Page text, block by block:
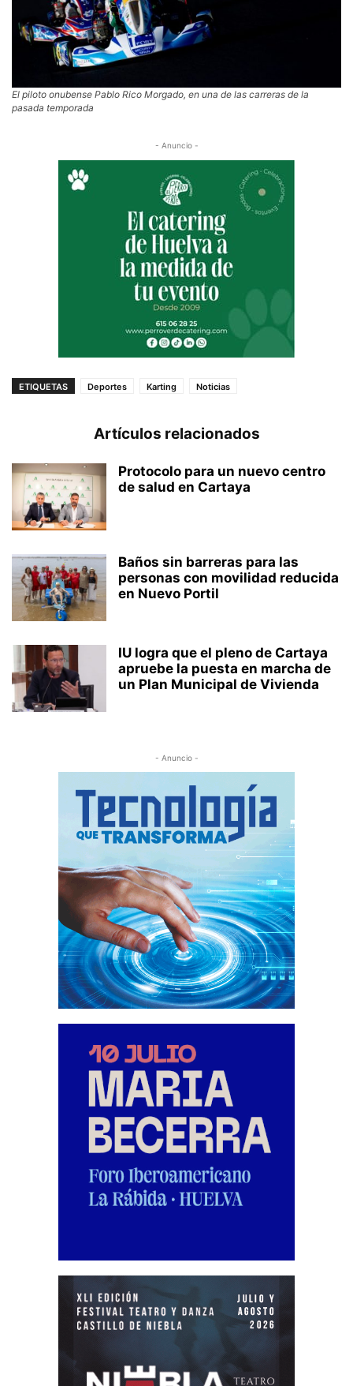
El piloto onubense Pablo Rico Morgado, en una de las carreras de la
pasada temporada
- Anuncio -
ETIQUETAS Deportes Karting Noticias
Artículos relacionados
Protocolo para un nuevo centro
de salud en Cartaya
Baños sin barreras para las
personas con movilidad reducida
en Nuevo Portil
IU logra que el pleno de Cartaya
apruebe la puesta en marcha de
un Plan Municipal de Vivienda
- Anuncio -